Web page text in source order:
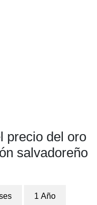
precio del oro
salvadoreño
1 Año